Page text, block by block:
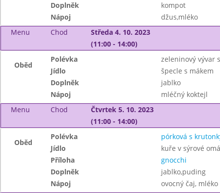
Doplněk
kompot
Nápoj
džus,mléko
Menu
Chod
Středa 4. 10. 2023
(11:00 - 14:00)
Oběd
Polévka
zeleninový vývar
Jídlo
špecle s mákem
Doplněk
jablko
Nápoj
mléčný koktejl
Menu
Chod
Čtvrtek 5. 10. 2023
(11:00 - 14:00)
Oběd
Polévka
pórková s
Jídlo
kuře v sýrové
Příloha
gnocchi
Doplněk
jablko,puding
Nápoj
ovocný čaj, mléko